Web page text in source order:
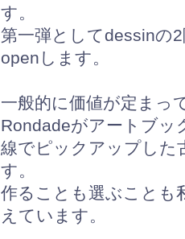
す。
第一弾としてdessinの
openします。
一般的に価値が定まっ
Rondadeがアートブッ
線でピックアップした
す。
作ることも選ぶことも
えています。